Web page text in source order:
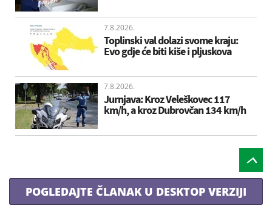
7.8.2026.
Toplinski val dolazi svome kraju:
Evo gdje će biti kiše i pljuskova
7.8.2026.
Jurnjava: Kroz Veleškovec 117
km/h, a kroz Dubrovčan 134 km/h
POGLEDAJTE ČLANAK U DESKTOP VERZIJI